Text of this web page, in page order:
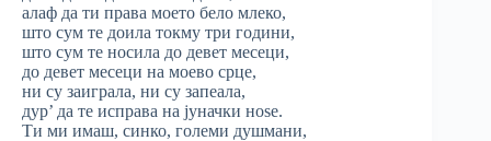
алаф да ти права моето бело млеко,
што сум те доила токму три години,
што сум те носила до девет месеци,
до девет месеци на моево срце,
ни су заиграла, ни су запеала,
дур’ да те исправа на јуначки ноѕе.
Ти ми имаш, синко, големи душмани,